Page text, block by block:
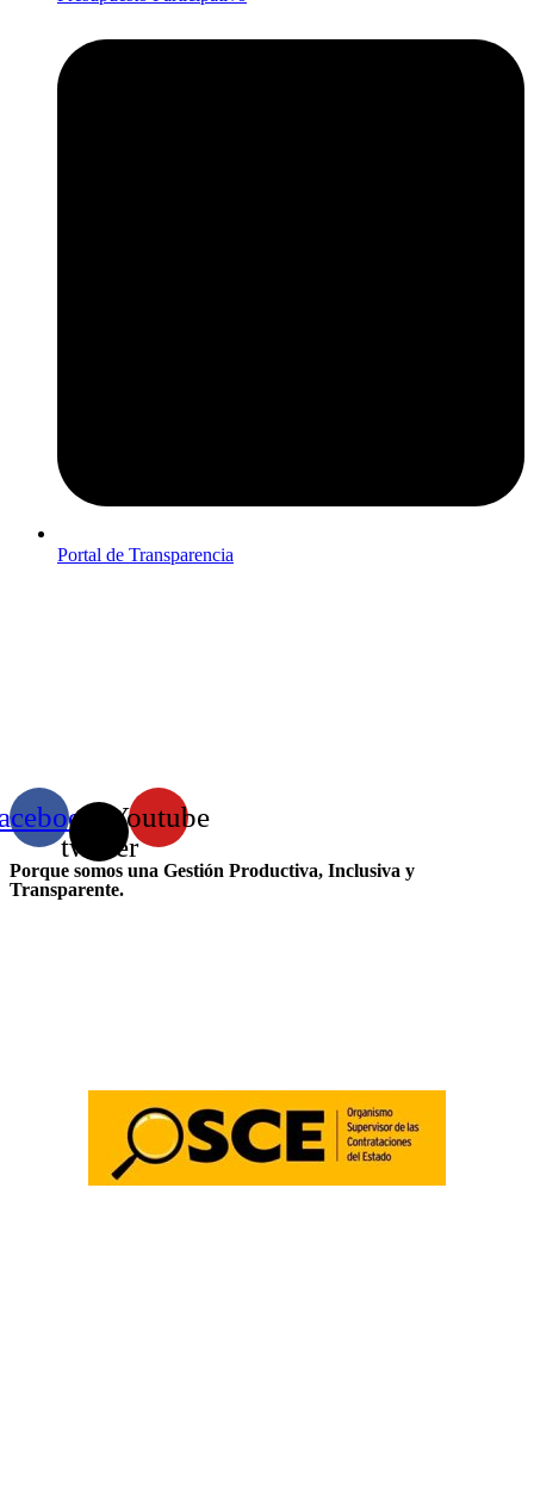
Portal de Transparencia
X-
twitter
Youtube
Porque somos una Gestión Productiva, Inclusiva y
Transparente.